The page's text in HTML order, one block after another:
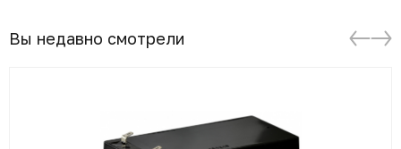
Вы недавно смотрели